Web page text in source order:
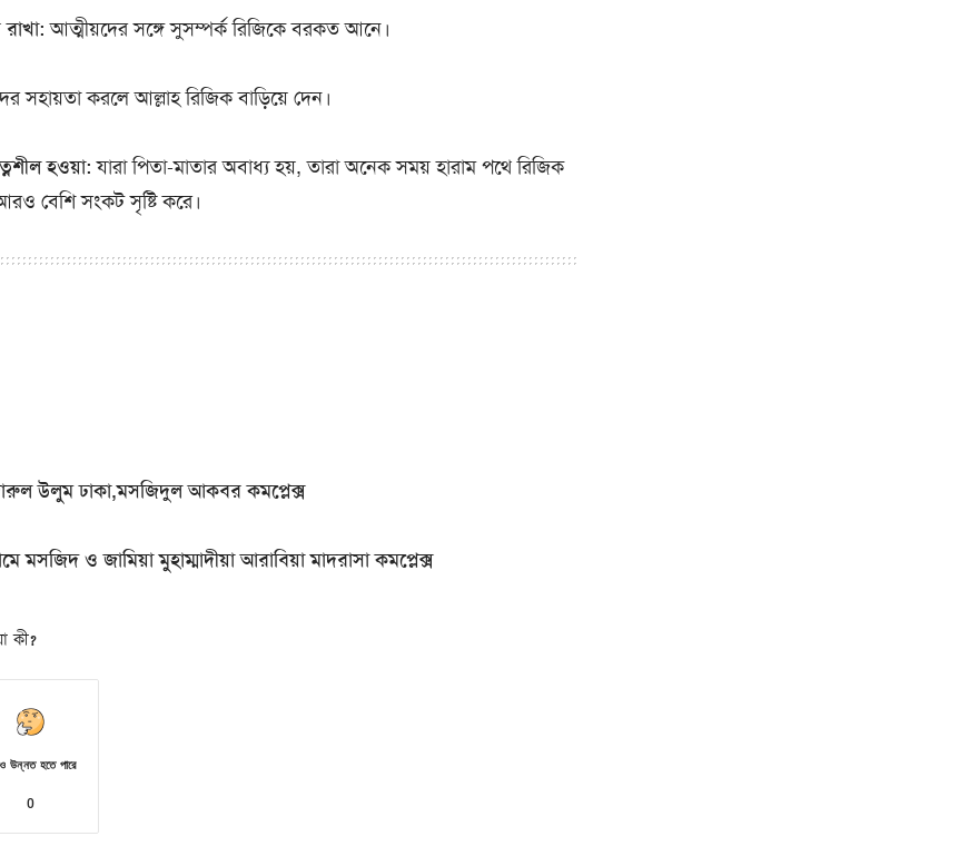
আত্মীয়দের সঙ্গে সুসম্পর্ক রিজিকে বরকত আনে।
সহায়তা করলে আল্লাহ রিজিক বাড়িয়ে দেন।
হওয়া: যারা পিতা-মাতার অবাধ্য হয়, তারা অনেক সময় হারাম পথে রিজিক
বেশি সংকট সৃষ্টি করে।
উলুম ঢাকা,মসজিদুল আকবর কমপ্লেক্স
মসজিদ ও জামিয়া মুহাম্মাদীয়া আরাবিয়া মাদরাসা কমপ্লেক্স
কী?
উন্নত হতে পারে
0